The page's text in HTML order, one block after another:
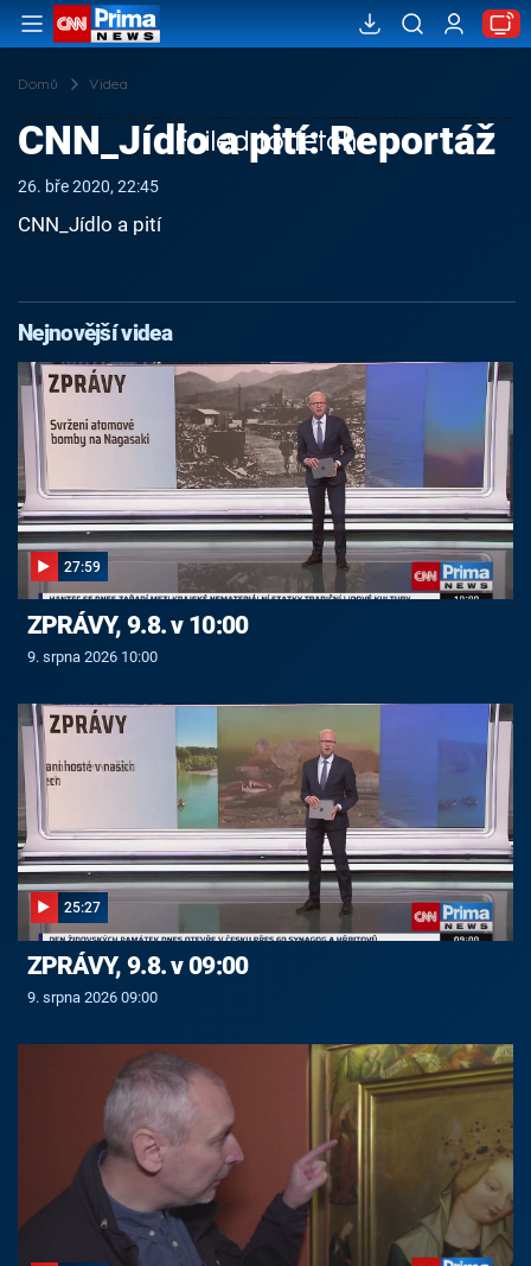
Domů Videa
Failed to fetch
CNN_Jídlo a pití: Reportáž
26. bře 2020, 22:45
CNN_Jídlo a pití
Nejnovější videa
27:59
ZPRÁVY, 9.8. v 10:00
9. srpna 2026 10:00
25:27
ZPRÁVY, 9.8. v 09:00
9. srpna 2026 09:00